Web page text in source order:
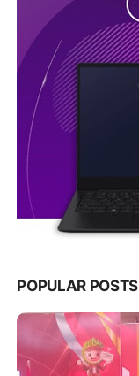
POPULAR POSTS